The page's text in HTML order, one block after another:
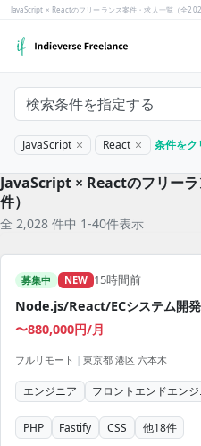
JavaScript × Reactのフリーランス案件・求人一覧（全
検索条件を指定する
JavaScript React 条件をク
JavaScript × Reactのフリー
件）
全 2,028 件中 1-40件表示
募集中 NEW 15時間前
Node.js/React/ECシステム開
〜880,000円/月
フルリモート | 東京都 港区 六本木
エンジニア フロントエンドエン
PHP Fastify CSS 他18件